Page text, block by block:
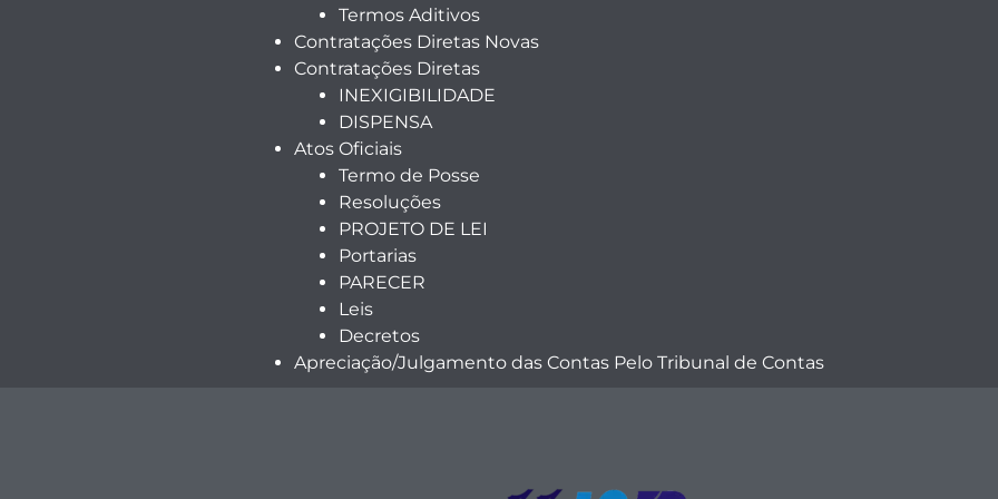
Termos Aditivos
Contratações Diretas Novas
Contratações Diretas
INEXIGIBILIDADE
DISPENSA
Atos Oficiais
Termo de Posse
Resoluções
PROJETO DE LEI
Portarias
PARECER
Leis
Decretos
Apreciação/Julgamento das Contas Pelo Tribunal de Contas